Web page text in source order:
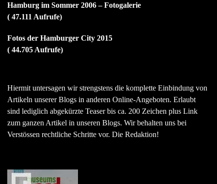
Hamburg im Sommer 2006 – Fotogalerie
( 47.111 Aufrufe)
Fotos der Hamburger City 2015
( 44.705 Aufrufe)
Hiermit untersagen wir strengstens die komplette Einbindung von
Artikeln unserer Blogs in anderen Online-Angeboten. Erlaubt
sind lediglich abgekürzte Teaser bis ca. 200 Zeichen plus Link
zum ganzen Artikel in unseren Blogs. Wir behalten uns bei
Verstössen rechtliche Schritte vor. Die Redaktion!